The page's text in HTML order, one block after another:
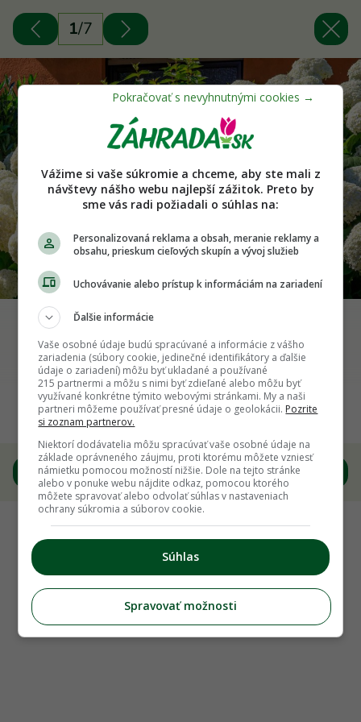
1/7
Hortenzia stromčekovitá Foto: Shutterstock
Späť na článok
Čo rezať na jar? Týchto 5 okrasných kríkov
nenechajte na pospas svojmu osudu
1/7
Vážime si vaše súkromie a chceme, aby ste mali z
návštevy nášho webu najlepší zážitok. Preto by
sme vás radi požiadali o súhlas na:
Personalizovaná reklama a obsah, meranie reklamy a
obsahu, prieskum cieľových skupín a vývoj služieb
Uchovávanie alebo prístup k informáciám na zariadení
Ďalšie informácie
Vaše osobné údaje budú spracúvané a informácie z vášho
zariadenia (súbory cookie, jedinečné identifikátory a ďalšie
údaje o zariadení) môžu byť ukladané a používané
215 partnermi a môžu s nimi byť zdieľané alebo môžu byť
využívané konkrétne týmito webovými stránkami. My a naši
partneri môžeme používať presné údaje o geolokácii. Pozrite
si zoznam partnerov.
Niektorí dodávatelia môžu spracúvať vaše osobné údaje na
základe oprávneného záujmu, proti ktorému môžete vzniesť
námietku pomocou možností nižšie. Dole na tejto stránke
alebo v ponuke webu nájdite odkaz, pomocou ktorého
môžete spravovať alebo odvolať súhlas v nastaveniach
ochrany súkromia a súborov cookie.
Súhlas
Spravovať možnosti